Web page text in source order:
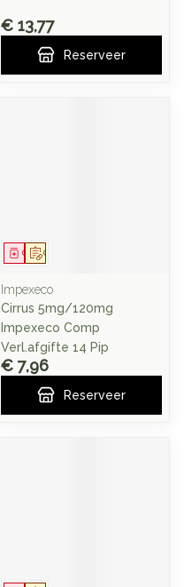
€ 13,77
Reserveer
Op voorschrift
Geneesmiddel
Impexeco
Cirrus 5mg/120mg
Impexeco Comp
Verl.afgifte 14 Pip
€ 7,96
Reserveer